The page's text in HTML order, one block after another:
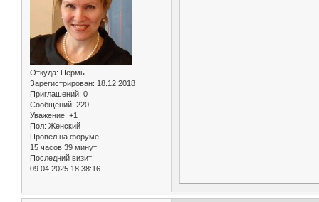
Откуда: Пермь
Зарегистрирован: 18.12.2018
Приглашений: 0
Сообщений: 220
Уважение: +1
Пол: Женский
Провел на форуме:
15 часов 39 минут
Последний визит:
09.04.2025 18:38:16